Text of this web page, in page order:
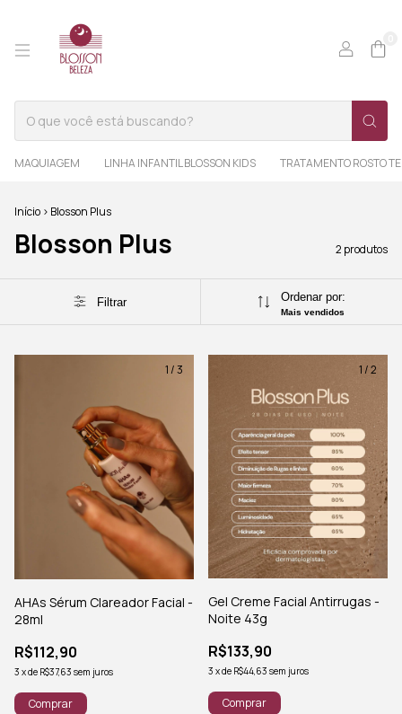
MAQUIAGEM LINHA INFANTIL BLOSSON KIDS TRATAMENTO ROSTO
Início > Blosson Plus
Blosson Plus 2 produtos
Filtrar Ordenar por:
Mais vendidos
1/3
AHAs Sérum Clareador Facial -
28ml
R$112,90
3 xde R$37,63 sem juros
1 /2
Gel Creme Facial Antirrugas -
Noite 43g
R$133,90
3 xde R$44,63 sem juros